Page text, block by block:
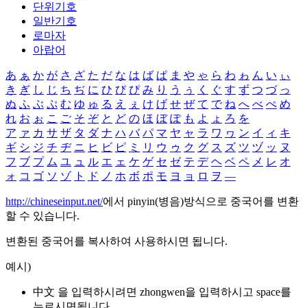
단위기호
일반기호
로마자
아랍어
あ ぁ か が さ ざ た だ な は ば ぱ ま や ゃ ら わ ゎ ん い ぃ
き ぎ し じ ち ぢ に ひ び ぴ み り う ぅ く ぐ す ず つ づ っ
ぬ ふ ぶ ぷ む ゆ ゅ る え ぇ け げ せ ぜ て で ね へ べ ぺ め
れ お ぉ こ ご そ ぞ と ど の ほ ぼ ぽ も よ ょ ろ を
ア ァ カ サ ザ タ ダ ナ ハ バ パ マ ヤ ャ ラ ワ ヮ ン イ ィ キ
ギ シ ジ チ ヂ ニ ヒ ビ ピ ミ リ ウ ゥ ク グ ス ズ ツ ヅ ッ ヌ
フ ブ プ ム ユ ュ ル エ ェ ケ ゲ セ ゼ テ デ ヘ ベ ペ メ レ オ
ォ コ ゴ ソ ゾ ト ド ノ ホ ボ ポ モ ヨ ョ ロ ヲ ―
http://chineseinput.net/에서 pinyin(병음)방식으로 중국어를 변환
할 수 있습니다.
변환된 중국어를 복사하여 사용하시면 됩니다.
예시)
中文 을 입력하시려면 zhongwen을 입력하시고 space를